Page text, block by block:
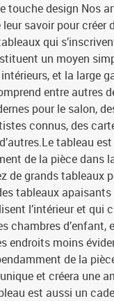
touche design Nos
leur savoir pour
qui
un moyen
et la large
entre autres
pour le salon,
connus, des
tableau
de la pièce dans
de grands tableaux
tableaux
l’intérieur et qui
chambres
endroits moins
de la
et créera une
est aussi un